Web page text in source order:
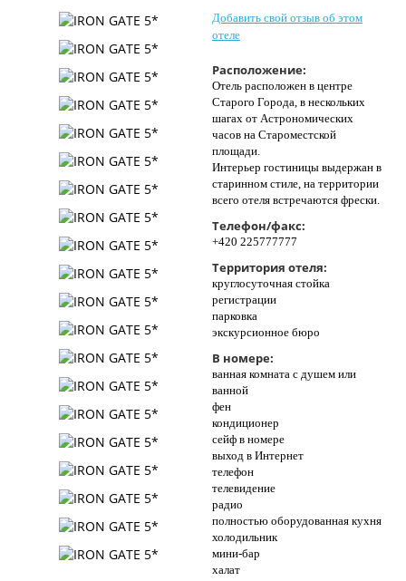
Добавить свой отзыв об этом
отеле
Расположение:
Отель расположен в центре
Старого Города, в нескольких
шагах от Астрономических
часов на Староместской
площади.
Интерьер гостиницы выдержан в
старинном стиле, на территории
всего отеля встречаются фрески.
Телефон/факс:
+420 225777777
Территория отеля:
круглосуточная стойка
регистрации
парковка
экскурсионное бюро
В номере:
ванная комната с душем или
ванной
фен
кондиционер
сейф в номере
выход в Интернет
телефон
телевидение
радио
полностью оборудованная кухня
холодильник
мини-бар
халат